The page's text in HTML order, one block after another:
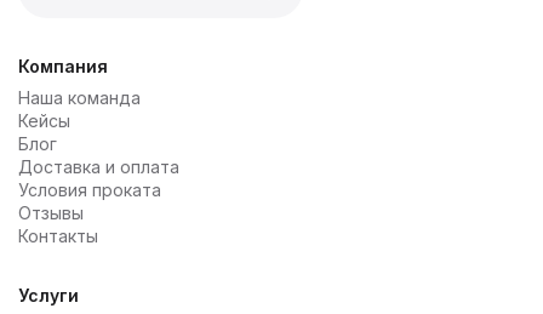
Компания
Наша команда
Кейсы
Блог
Доставка и оплата
Условия проката
Отзывы
Контакты
Услуги